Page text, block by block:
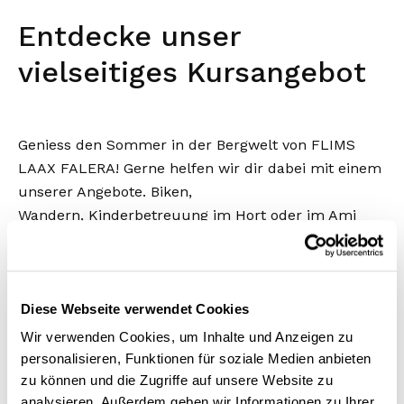
Diese Webseite verwendet Cookies
Wir verwenden Cookies, um Inhalte und Anzeigen zu
personalisieren, Funktionen für soziale Medien anbieten
zu können und die Zugriffe auf unsere Website zu
Entdecke unser
vielseitiges Kursangebot
Geniess den Sommer in der Bergwelt von FLIMS
LAAX FALERA! Gerne helfen wir dir dabei mit einem
unserer Angebote. Biken,
Wandern, Kinderbetreuung im Hort oder im Ami
Sabi Sommerwunderland, Bogenpark - es gibt viele
Möglichkeiten sich bei uns zu vergnügen - ergreife
Kurse finden
Bike